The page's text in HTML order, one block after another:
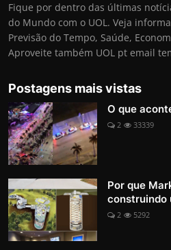
Fique por dentro das últimas
do Mundo com o UOL. Veja
Previsão do Tempo, Saúde,
Aproveite também UOL pt email
Postagens mais vistas
O que
2 33339
Por que
construindo
2 5292